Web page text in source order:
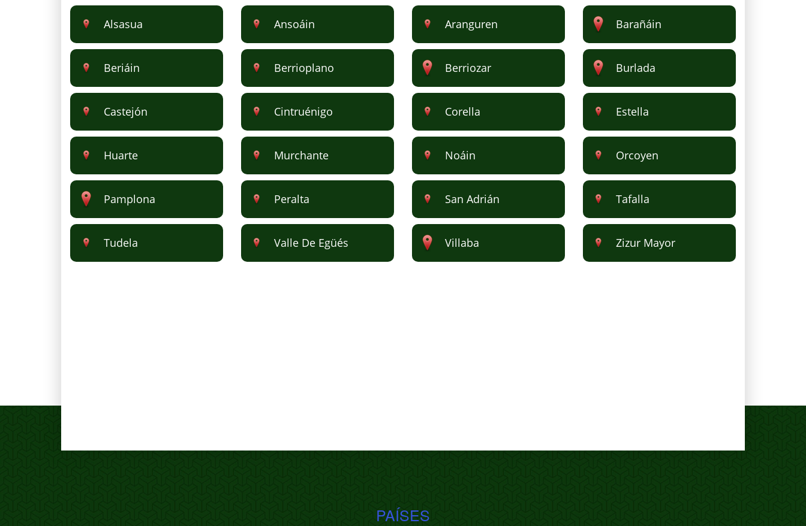
Alsasua Ansoáin Aranguren Barañáin
Beriáin Berrioplano Berriozar Burlada
Castejón Cintruénigo Corella Estella
Huarte Murchante Noáin Orcoyen
Pamplona Peralta San Adrián Tafalla
Tudela Valle De Egüés Villaba Zizur Mayor
PAÍSES